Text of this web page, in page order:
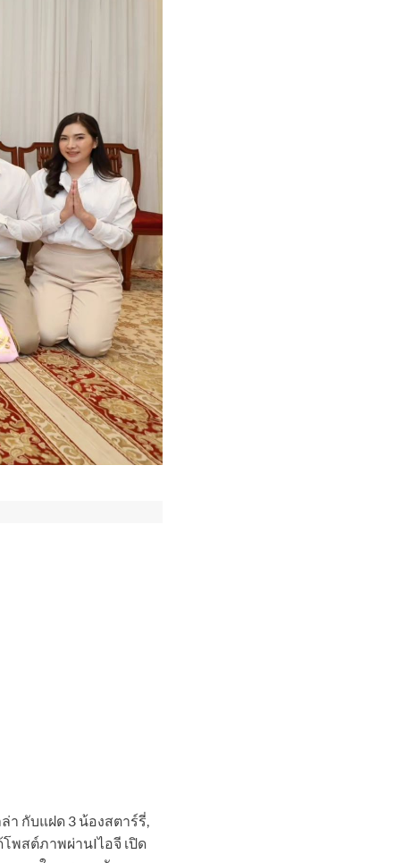
า กับแฝด 3 น้องสตาร์รี่,
พสต์ภาพผ่านIไอจี เปิด